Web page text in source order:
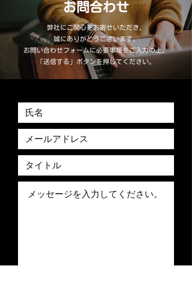
お問合わせ
弊社にご関心をお寄せいただき、
誠にありがとうございます。
お問い合わせフォームに必要事項をご入力の上、
「送信する」ボタンを押してください。